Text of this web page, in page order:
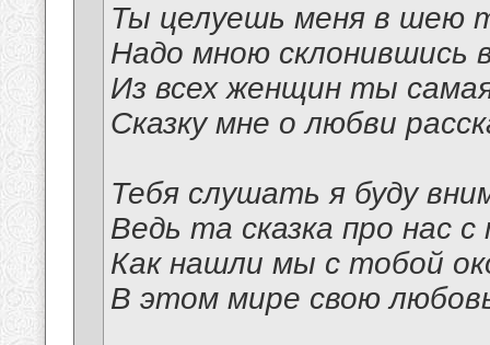
Ты целуешь меня в шею
Надо мною склонившись
Из всех женщин ты
Сказку мне о любви
Тебя слушать я буду
Ведь та сказка про нас
Как нашли мы с тобой
В этом мире свою